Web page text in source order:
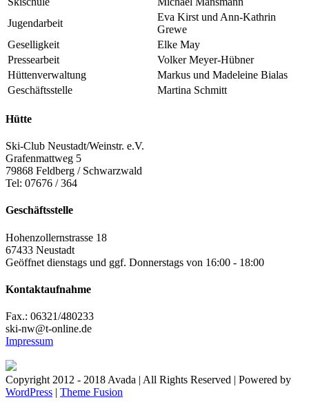
Jugendarbeit
Eva Kirst und Ann-Kathrin
Grewe
Geselligkeit
Elke May
Pressearbeit
Volker Meyer-Hübner
Hüttenverwaltung
Markus und Madeleine Bialas
Geschäftsstelle
Martina Schmitt
Hütte
Ski-Club Neustadt/Weinstr. e.V.
Grafenmattweg 5
79868 Feldberg / Schwarzwald
Tel: 07676 / 364
Geschäftsstelle
Hohenzollernstrasse 18
67433 Neustadt
Geöffnet dienstags und ggf. Donnerstags von 16:00 - 18:00
Kontaktaufnahme
Fax.: 06321/480233
ski-nw@t-online.de
Impressum
Copyright 2012 - 2018 Avada | All Rights Reserved | Powered by
WordPress | Theme Fusion